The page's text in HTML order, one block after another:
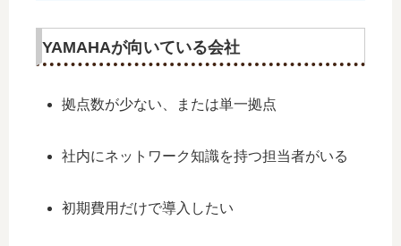
YAMAHAが向いている会社
拠点数が少ない、または単一拠点
社内にネットワーク知識を持つ担当者がいる
初期費用だけで導入したい